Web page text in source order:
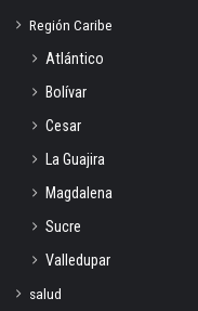
Región Caribe
Atlántico
Bolívar
Cesar
La Guajira
Magdalena
Sucre
Valledupar
salud